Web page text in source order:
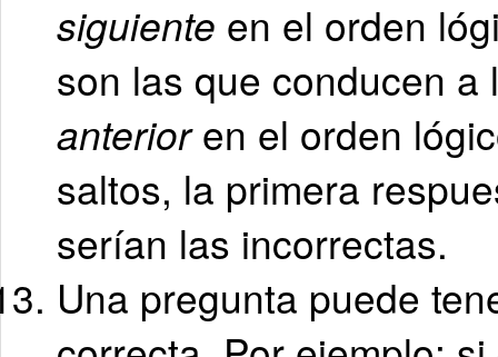
siguiente en el orden
son las que conducen
anterioren el orden
saltos, la primera
serían las incorrectas.
Una pregunta puede